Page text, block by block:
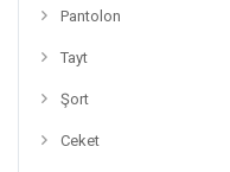
Pantolon
Tayt
Şort
Ceket